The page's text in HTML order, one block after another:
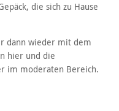
die sich zu Hause
dann wieder mit dem
hier und die
im moderaten Bereich.